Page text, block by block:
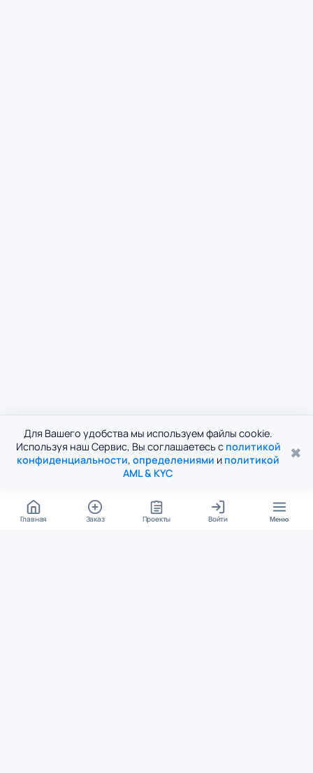
Для Вашего удобства мы используем файлы cookie.
Используя наш Сервис, Вы соглашаетесь с политикой
конфиденциальности, определениями и политикой
AML & KYC
✖
Главная Заказ Проекты Войти Меню